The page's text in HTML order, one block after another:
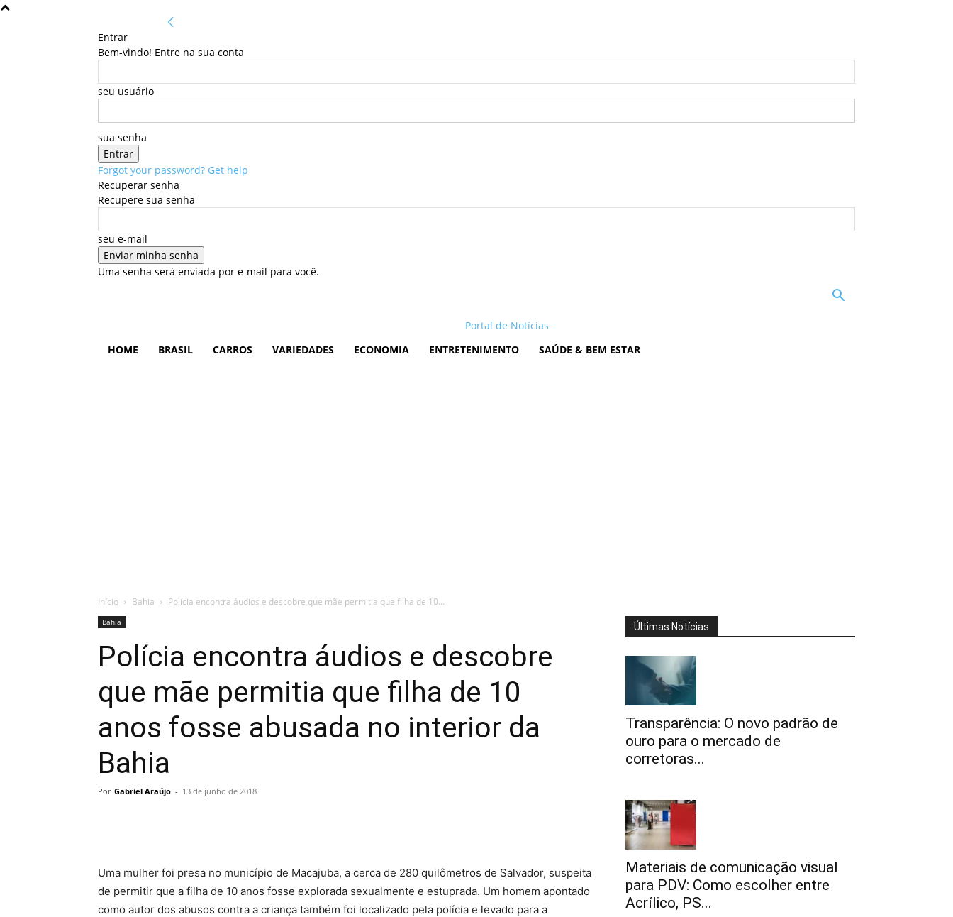
Entrar
Bem-vindo! Entre na sua conta
seu usuário
sua senha
Forgot your password? Get help
Recuperar senha
Recupere sua senha
seu e-mail
Uma senha será enviada por e-mail para você.
Portal de Notícias
HOME
BRASIL CARROS VARIEDADES ECONOMIA ENTRETENIMENTO SAÚDE & BEM ESTAR
Início Bahia Polícia encontra áudios e descobre que mãe permitia que filha de 10...
Bahia
Polícia encontra áudios e descobre
que mãe permitia que filha de 10
anos fosse abusada no interior da
Bahia
Por Gabriel Araújo - 13 de junho de 2018
Uma mulher foi presa no município de Macajuba, a cerca de 280 quilômetros de Salvador, suspeita
de permitir que a filha de 10 anos fosse explorada sexualmente e estuprada. Um homem apontado
como autor dos abusos contra a criança também foi localizado pela polícia e levado para a
Últimas Notícias
Transparência: O novo padrão de
ouro para o mercado de
corretoras...
Materiais de comunicação visual
para PDV: Como escolher entre
Acrílico, PS...